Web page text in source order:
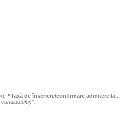
”Taxă de înscriere/confirmare admitere la...